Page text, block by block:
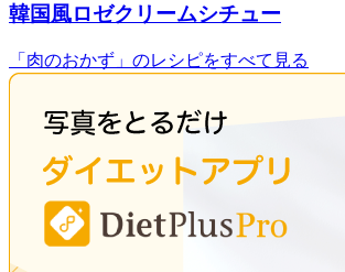
韓国風ロゼクリームシチュー
「肉のおかず」のレシピをすべて見る